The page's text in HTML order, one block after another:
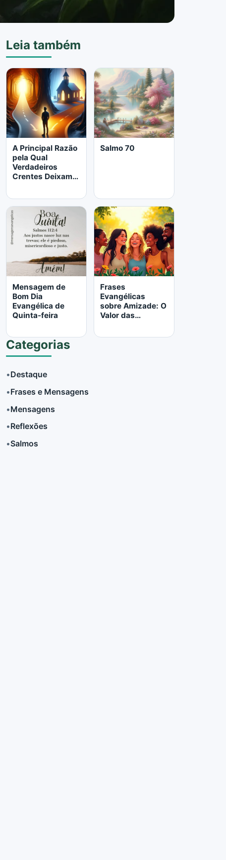
Leia também
A Principal Razão
pela Qual
Verdadeiros
Crentes Deixam a
LER MAIS
Salmo 70
LER MAIS
Mensagem de
Bom Dia
Evangélica de
Quinta-feira
LER MAIS
Frases
Evangélicas
sobre Amizade: O
Valor das
Categorias
•Destaque
•Frases e Mensagens
•Mensagens
•Reflexões
•Salmos